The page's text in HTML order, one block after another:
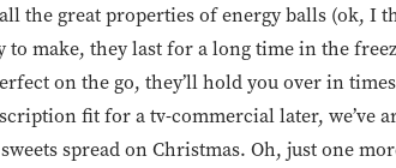
the great properties of energy balls (ok, I
to make, they last for a long time in the
on the go, they’ll hold you over in
fit for a tv-commercial later, we’ve
spread on Christmas. Oh, just one